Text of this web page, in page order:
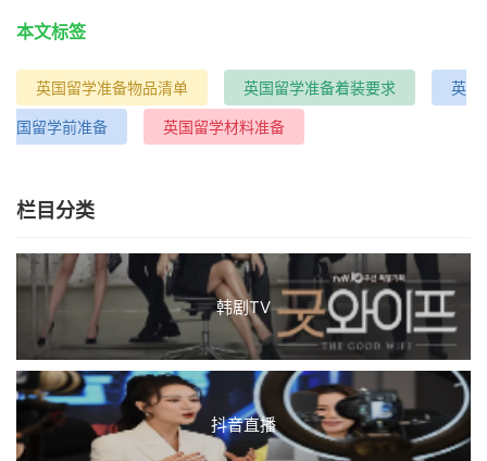
本文标签
英国留学准备物品清单 英国留学准备着装要求 英
国留学前准备 英国留学材料准备
栏目分类
韩剧TV
抖音直播